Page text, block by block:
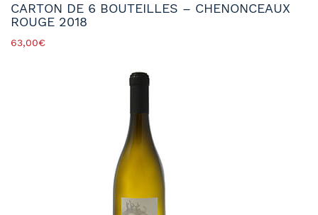
CARTON DE 6 BOUTEILLES – CHENONCEAUX
ROUGE 2018
63,00€